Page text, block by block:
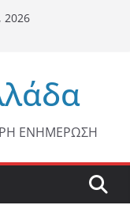
2026
ΕΝΗΜΕΡΩΣΗ